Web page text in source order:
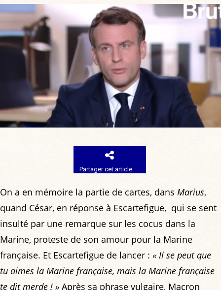
Partager cet article
On a en mémoire la partie de cartes, dans Marius,
quand César, en réponse à Escartefigue, qui se sent
insulté par une remarque sur les cocus dans la
Marine, proteste de son amour pour la Marine
française. Et Escartefigue de lancer : « Il se peut que
tu aimes la Marine française, mais la Marine française
te dit merde ! » Après sa phrase vulgaire, Macron